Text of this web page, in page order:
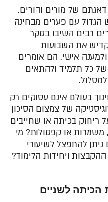
של מורים והורים.
עם פערים מבחינה
רבים השיבו בסקר
את השבועות
אישי. הם אומרים
כל תלמיד ולהתאים
בעולם אינם עסוקים רק
של צמצום הסיכון
ריחוק בכיתה או שחייבים
משמרות או קפסולות? מי
להתפצל לשיעורי
ויחידות הלימוד?
הכיתה לשניים